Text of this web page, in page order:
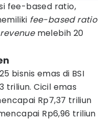
fee-based ratio,
fee-based ratio
revenuemelebih 20
bisnis emas di BSI
triliun. Cicil emas
Rp7,37 triliun
Rp6,96 triliun